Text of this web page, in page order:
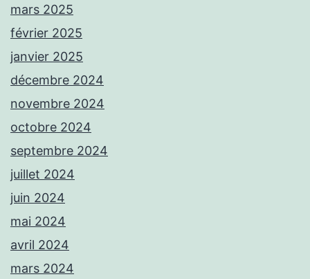
mars 2025
février 2025
janvier 2025
décembre 2024
novembre 2024
octobre 2024
septembre 2024
juillet 2024
juin 2024
mai 2024
avril 2024
mars 2024